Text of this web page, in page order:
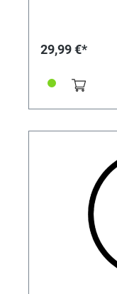
29,99 €*